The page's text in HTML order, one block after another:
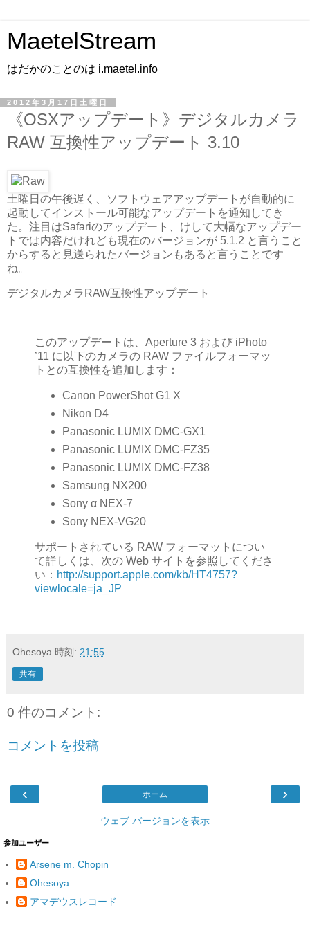
MaetelStream
はだかのことのは i.maetel.info
2012年3月17日土曜日
《OSXアップデート》デジタルカメラ
RAW 互換性アップデート 3.10
土曜日の午後遅く、ソフトウェアアップデートが自動的に
起動してインストール可能なアップデートを通知してき
た。注目はSafariのアップデート、けして大幅なアップデー
トでは内容だけれども現在のバージョンが 5.1.2 と言うこと
からすると見送られたバージョンもあると言うことです
ね。
デジタルカメラRAW互換性アップデート
このアップデートは、Aperture 3 および iPhoto
’11 に以下のカメラの RAW ファイルフォーマッ
トとの互換性を追加します：
Canon PowerShot G1 X
Nikon D4
Panasonic LUMIX DMC-GX1
Panasonic LUMIX DMC-FZ35
Panasonic LUMIX DMC-FZ38
Samsung NX200
Sony α NEX-7
Sony NEX-VG20
サポートされている RAW フォーマットについ
て詳しくは、次の Web サイトを参照してくださ
い： http://support.apple.com/kb/HT4757?
viewlocale=ja_JP
Ohesoya 時刻: 21:55
共有
0 件のコメント:
コメントを投稿
‹ ›
ホーム
ウェブ バージョンを表示
参加ユーザー
Arsene m. Chopin
Ohesoya
アマデウスレコード